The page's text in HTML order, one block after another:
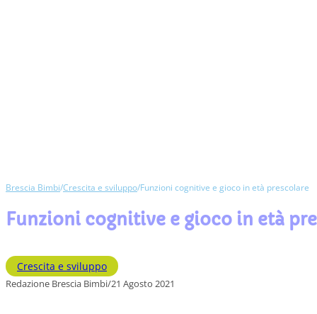
Brescia Bimbi/Crescita e sviluppo/Funzioni cognitive e gioco in età prescolare
Funzioni cognitive e gioco in età
Crescita e sviluppo
Redazione Brescia Bimbi/21 Agosto 2021